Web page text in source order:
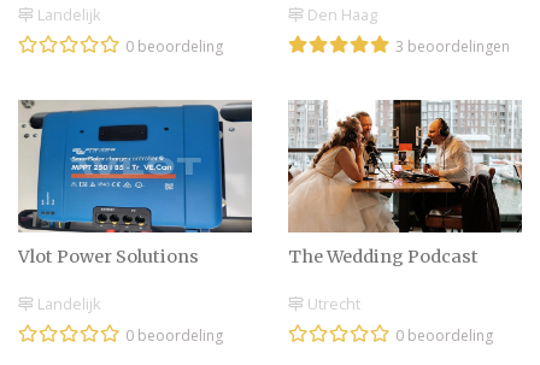
Landelijk
0 beoordeling
Den Haag
3 beoordelingen
Vlot Power Solutions
Landelijk
0 beoordeling
The Wedding Podcast
Utrecht
0 beoordeling